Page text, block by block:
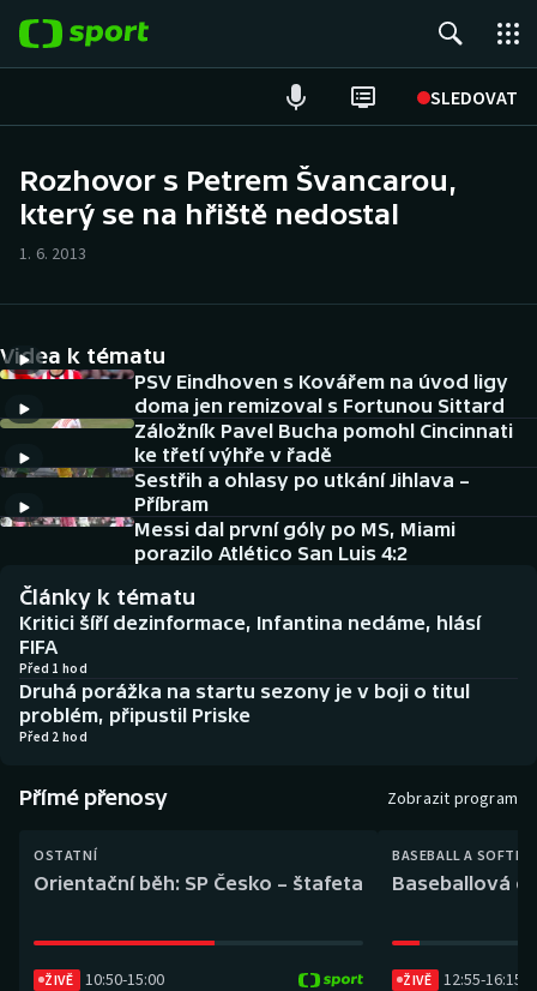
SLEDOVAT
Hokej
Cyklistika
DALŠÍ SPORTY
Americký fotbal
Baseball a softbal
Basketbal
Biatlon
Boby a skeleton
Box
Curling
NEPŘEHLÉDNĚTE
Historické návraty
Aplikace ČT sport
AZ kvíz
Rozhovor s Petrem Švancarou,
který se na hřiště nedostal
1. 6. 2013
Videa k tématu
PSV Eindhoven s Kovářem na úvod ligy
doma jen remizoval s Fortunou Sittard
Záložník Pavel Bucha pomohl Cincinnati
ke třetí výhře v řadě
Sestřih a ohlasy po utkání Jihlava –
Příbram
Messi dal první góly po MS, Miami
porazilo Atlético San Luis 4:2
Články k tématu
Kritici šíří dezinformace, Infantina nedáme, hlásí
FIFA
Před 1 hod
Druhá porážka na startu sezony je v boji o titul
problém, připustil Priske
Před 2 hod
Přímé přenosy Zobrazit program
OSTATNÍ
Orientační běh: SP Česko – štafeta
ŽIVĚ 10:50-15:00
BASEBALL A
Baseballová
ŽIVĚ 12:55-16:15